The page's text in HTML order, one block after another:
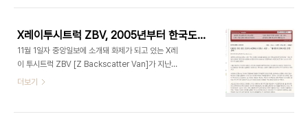
의 주범이라는 혐의를 받아왔습니다 연방검찰은 데
는등의 혐의를 인정함에 따라 그가 이 사건..
비탈레가 검찰 수사에 적극 협조했으므로 살바토레
비탈레를 석방하며 '증인보호프로그램'을 적용, 마피
아의 보복위협으로 부터 그를 보호하라고 판결했습
니다 살바토레 비탈레는 지난 2003년 체포된뒤
1976년부터 1999년까지 자신의 11건의 살인사건
토레 비탈레는 지난 7년간 수감돼 있으면서 5백여명
X레이투시트럭 ZBV, 2005년부터 한국도 실전투입
11월 1일자 중앙일보에 소개돼 화제가 되고 있는 X레
이 투시트럭 ZBV [Z Backscatter Van]가 지난
2004년 한국에 도입돼 운용중인 것으로 확인됐습
더보기